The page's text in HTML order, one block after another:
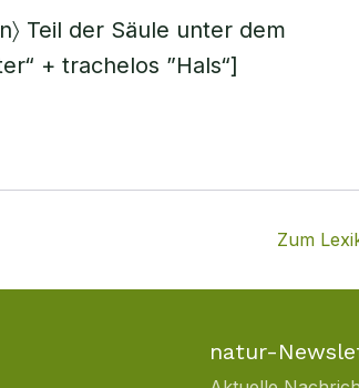
Teil der Säule unter dem
+ trachelos ”Hals“]
Zum
natur-